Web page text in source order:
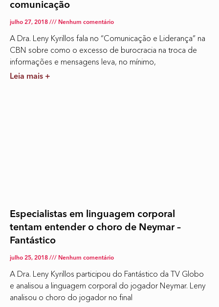
comunicação
julho 27, 2018 Nenhum comentário
A Dra. Leny Kyrillos fala no “Comunicação e Liderança” na
CBN sobre como o excesso de burocracia na troca de
informações e mensagens leva, no mínimo,
Leia mais +
Especialistas em linguagem corporal
tentam entender o choro de Neymar –
Fantástico
julho 25, 2018 Nenhum comentário
A Dra. Leny Kyrillos participou do Fantástico da TV Globo
e analisou a linguagem corporal do jogador Neymar. Leny
analisou o choro do jogador no final